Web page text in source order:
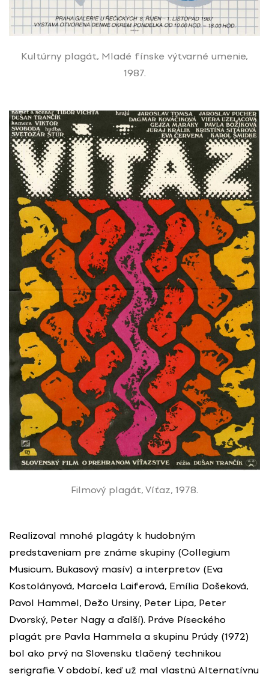
Kultúrny plagát, Mladé fínske výtvarné umenie,
1987.
Filmový plagát, Víťaz, 1978.
Realizoval mnohé plagáty k hudobným
predstaveniam pre známe skupiny (Collegium
Musicum, Bukasový masív) a interpretov (Eva
Kostolányová, Marcela Laiferová, Emília Došeková,
Pavol Hammel, Dežo Ursiny, Peter Lipa, Peter
Dvorský, Peter Nagy a ďalší). Práve Píseckého
plagát pre Pavla Hammela a skupinu Prúdy (1972)
bol ako prvý na Slovensku tlačený technikou
serigrafie. V období, keď už mal vlastnú Alternatívnu